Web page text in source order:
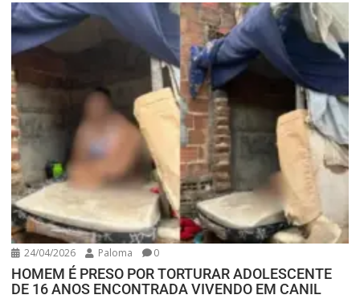
24/04/2026 Paloma 0
HOMEM É PRESO POR TORTURAR ADOLESCENTE
DE 16 ANOS ENCONTRADA VIVENDO EM CANIL